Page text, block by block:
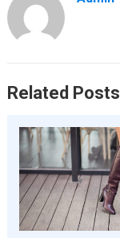
Related Posts